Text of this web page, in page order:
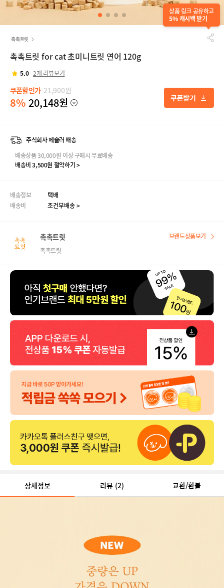
상품 링크 공유하고
5% 캐시백 받기
촉촉트릿
촉촉트릿 for cat 초미니트릿 연어 120g
5.0 2개 리뷰보기
쿠폰할인가 21,900원
8% 20,148원
주식회사 페슬러 배송
배송상품 30,000원 이상 구매시 무료배송
배송비 3,500원 절약하기 >
배송정보
택배
배송비
조건부배송 >
촉촉트릿
촉촉트릿
브랜드상품보기
상세정보 리뷰 (2) 교환/환불